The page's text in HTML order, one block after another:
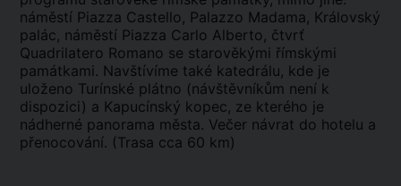
náměstí Piazza Castello, Palazzo Madama, Královský
palác, náměstí Piazza Carlo Alberto, čtvrť
Quadrilatero Romano se starověkými římskými
památkami. Navštívíme také katedrálu, kde je
uloženo Turínské plátno (návštěvníkům není k
dispozici) a Kapucínský kopec, ze kterého je
nádherné panorama města. Večer návrat do hotelu a
přenocování. (Trasa cca 60 km)